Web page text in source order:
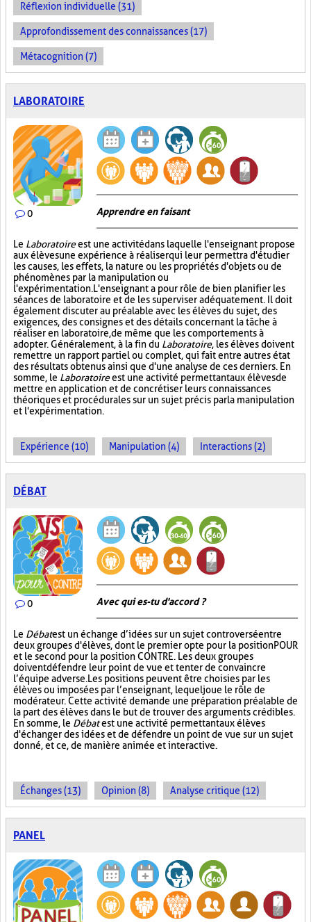
Réflexion individuelle (31)
Approfondissement des connaissances (17)
Métacognition (7)
LABORATOIRE
0 Apprendre en faisant
Le Laboratoireest une activité dans laquelle l'enseignant propose
aux élèves une expérience à réaliser qui leur permettra d'étudier
les causes, les effets, la nature ou les propriétés d'objets ou de
phénomènes par la manipulation ou
l'expérimentation. L'enseignant a pour rôle de bien planifier les
séances de laboratoire et de les superviser adéquatement. Il doit
également discuter au préalable avec les élèves du sujet, des
exigences, des consignes et des détails concernant la tâche à
réaliser en laboratoire, de même que les comportements à
adopter. Généralement, à la fin du Laboratoire, les élèves doivent
remettre un rapport partiel ou complet, qui fait entre autres état
des résultats obtenus ainsi que d'une analyse de ces derniers. En
somme, le Laboratoireest une activité permettant aux élèves de
mettre en application et de concrétiser leurs connaissances
théoriques et procédurales sur un sujet précis par la manipulation
et l'expérimentation.
Expérience (10) Manipulation (4) Interactions (2)
DÉBAT
0 Avec qui es-tu d'accord ?
Le Débatest un échange d’idées sur un sujet controversé entre
deux groupes d'élèves, dont le premier opte pour la position POUR
et le second pour la position CONTRE. Les deux groupes
doivent défendre leur point de vue et tenter de convaincre
l’équipe adverse. Les positions peuvent être choisies par les
élèves ou imposées par l’enseignant, lequel joue le rôle de
modérateur. Cette activité demande une préparation préalable de
la part des élèves dans le but de trouver des arguments crédibles.
En somme, le Débatest une activité permettant aux élèves
d'échanger des idées et de défendre un point de vue sur un sujet
donné, et ce, de manière animée et interactive.
Échanges (13) Opinion (8) Analyse critique (12)
PANEL